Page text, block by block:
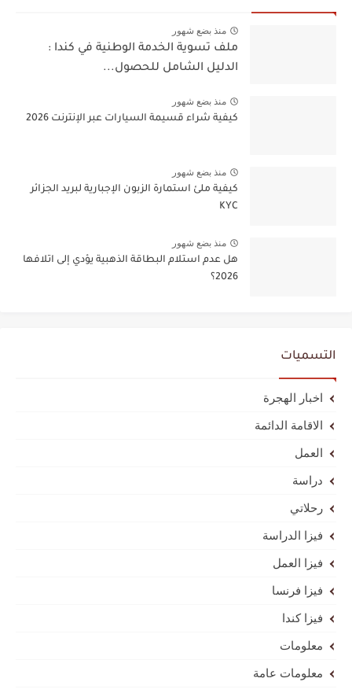
منذ بضع شهور
ملف تسوية الخدمة الوطنية في كندا :
الدليل الشامل للحصول...
منذ بضع شهور
كيفية شراء قسيمة السيارات عبر الإنترنت 2026
منذ بضع شهور
كيفية ملئ استمارة الزبون الإجبارية لبريد الجزائر
KYC
منذ بضع شهور
هل عدم استلام البطاقة الذهبية يؤدي إلى اتلافها
2026؟
التسميات
اخبار الهجرة
الاقامة الدائمة
العمل
دراسة
رحلاتي
فيزا الدراسة
فيزا العمل
فيزا فرنسا
فيزا كندا
معلومات
معلومات عامة